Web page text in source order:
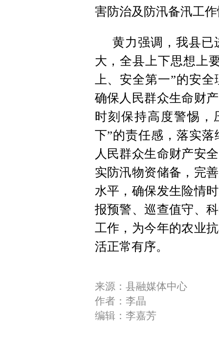
害防治及防汛备汛工
黄力强调，我县已
大，全县上下思想上
上、安全第一”的安
确保人民群众生命财
时刻保持高度警惕，
下”的责任感，落实
人民群众生命财产安
实防汛物资储备，完
水平，确保发生险情
报预警、巡查值守、
工作，为今年的农业
活正常有序。
来源：县融媒体中心
作者：李晶
编辑：李嘉芳